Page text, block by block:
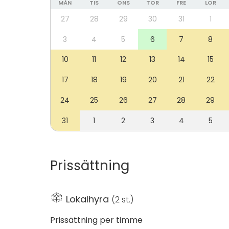
virallinen kokous, rakennus tarjoaa
kohtaamisiin Limingan keskustan ytimessä.
MÅN TIS ONS TOR FRE LÖR
27 28 29 30 31 1
3
4 5 6 7 8
10
11 12 13 14 15
17
18 19 20 21 22
24
25 26 27 28 29
31
1 2 3 4 5
Prissättning
Lokalhyra (2 st.)
Prissättning per timme